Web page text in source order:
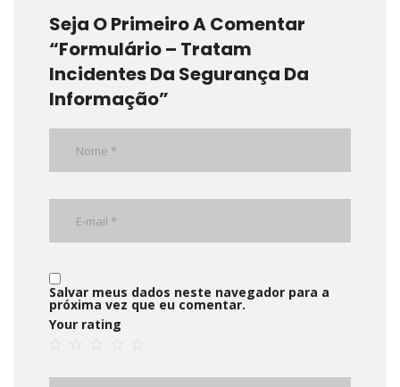
Seja O Primeiro A Comentar
“Formulário – Tratam
Incidentes Da Segurança Da
Informação”
Salvar meus dados neste navegador para a
próxima vez que eu comentar.
Your rating